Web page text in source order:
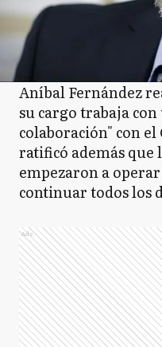
Aníbal Fernández
su cargo trabaja
colaboración" con
ratificó además que
empezaron a
continuar todos los
Ads